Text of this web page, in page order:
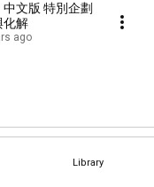
Library
中文版 特別企劃
化解
ago